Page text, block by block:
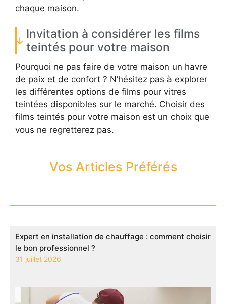
chaque maison.
Invitation à considérer les films
teintés pour votre maison
Pourquoi ne pas faire de votre maison un havre
de paix et de confort ? N’hésitez pas à explorer
les différentes options de films pour vitres
teintées disponibles sur le marché. Choisir des
films teintés pour votre maison est un choix que
vous ne regretterez pas.
Vos Articles Préférés
Expert en installation de chauffage : comment choisir
le bon professionnel ?
31 juillet 2026